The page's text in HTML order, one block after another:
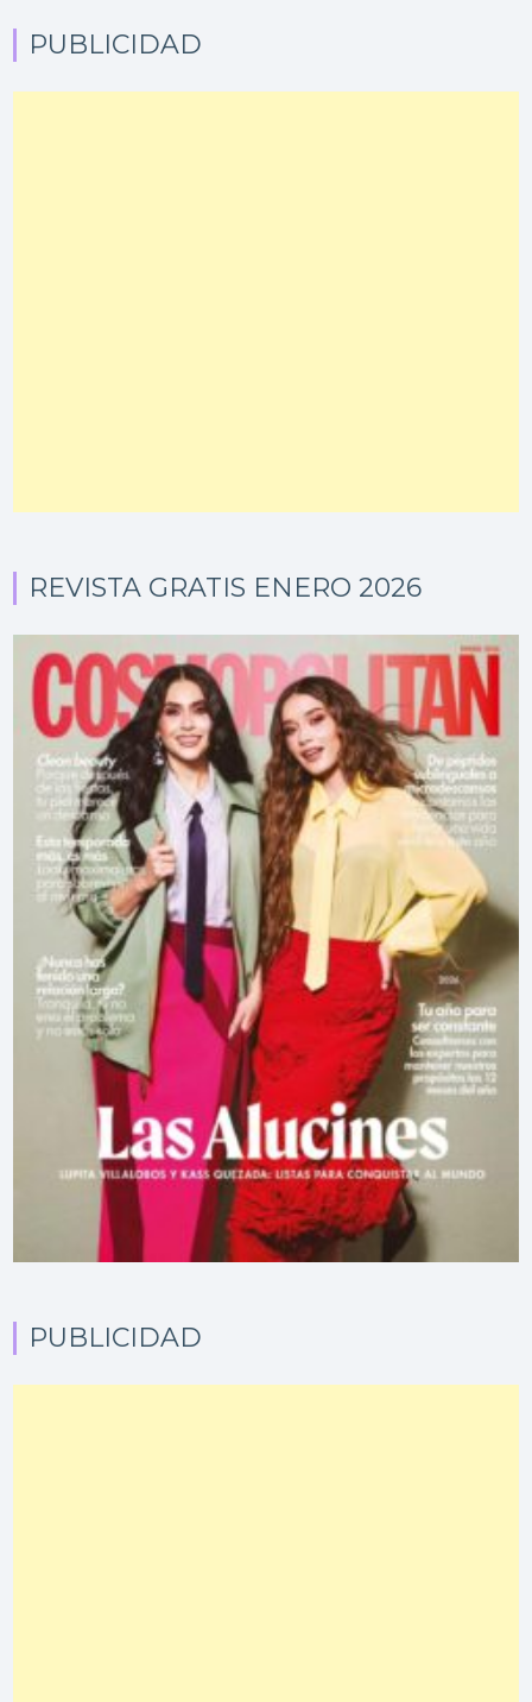
PUBLICIDAD
REVISTA GRATIS ENERO 2026
PUBLICIDAD